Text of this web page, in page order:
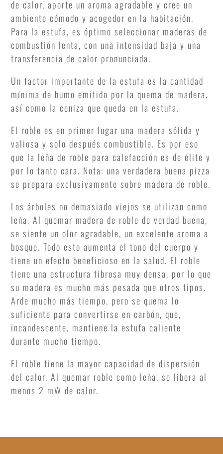
de calor, aporte un aroma agradable y cree un
ambiente cómodo y acogedor en la habitación.
Para la estufa, es óptimo seleccionar maderas de
combustión lenta, con una intensidad baja y una
transferencia de calor pronunciada.
Un factor importante de la estufa es la cantidad
mínima de humo emitido por la quema de madera,
así como la ceniza que queda en la estufa.
El roble es en primer lugar una madera sólida y
valiosa y solo después combustible. Es por eso
que la leña de roble para calefacción es de élite y
por lo tanto cara. Nota: una verdadera buena pizza
se prepara exclusivamente sobre madera de roble.
Los árboles no demasiado viejos se utilizan como
leña. Al quemar madera de roble de verdad buena,
se siente un olor agradable, un excelente aroma a
bosque. Todo esto aumenta el tono del cuerpo y
tiene un efecto beneficioso en la salud. El roble
tiene una estructura fibrosa muy densa, por lo que
su madera es mucho más pesada que otros tipos.
Arde mucho más tiempo, pero se quema lo
suficiente para convertirse en carbón, que,
incandescente, mantiene la estufa caliente
durante mucho tiempo.
El roble tiene la mayor capacidad de dispersión
del calor. Al quemar roble como leña, se libera al
menos 2 mW de calor.